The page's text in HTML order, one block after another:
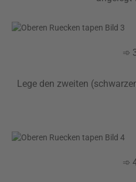
➾
Lege den zweiten
➾